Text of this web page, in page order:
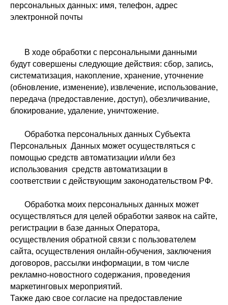
персональных данных: имя, телефон, адрес
электронной почты
В ходе обработки с персональными данными
будут совершены следующие действия: сбор, запись,
систематизация, накопление, хранение, уточнение
(обновление, изменение), извлечение, использование,
передача (предоставление, доступ), обезличивание,
блокирование, удаление, уничтожение.
Обработка персональных данных Субъекта
Персональных Данных может осуществляться с
помощью средств автоматизации и/или без
использования средств автоматизации в
соответствии с действующим законодательством РФ.
Обработка моих персональных данных может
осуществляться для целей обработки заявок на сайте,
регистрации в базе данных Оператора,
осуществления обратной связи с пользователем
сайта, осуществления онлайн-обучения, заключения
договоров, рассылки информации, в том числе
рекламно-новостного содержания, проведения
маркетинговых мероприятий.
Также даю свое согласие на предоставление